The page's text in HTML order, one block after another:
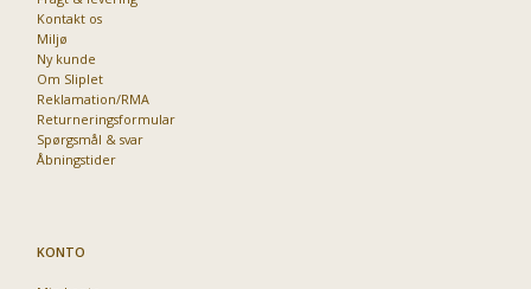
Kontakt os
Miljø
Ny kunde
Om Sliplet
Reklamation/RMA
Returneringsformular
Spørgsmål & svar
Åbningstider
KONTO